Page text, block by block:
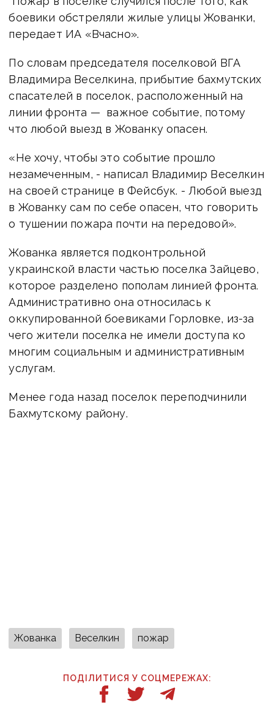
боевики обстреляли жилые улицы Жованки,
передает ИА «Вчасно».
По словам председателя поселковой ВГА
Владимира Веселкина, прибытие бахмутских
спасателей в поселок, расположенный на
линии фронта — важное событие, потому
что любой выезд в Жованку опасен.
«Не хочу, чтобы это событие прошло
незамеченным, - написал Владимир Веселкин
на своей странице в Фейсбук. - Любой выезд
в Жованку сам по себе опасен, что говорить
о тушении пожара почти на передовой».
Жованка является подконтрольной
украинской власти частью поселка Зайцево,
которое разделено пополам линией фронта.
Административно она относилась к
оккупированной боевиками Горловке, из-за
чего жители поселка не имели доступа ко
многим социальным и административным
услугам.
Менее года назад поселок переподчинили
Бахмутскому району.
Жованка Веселкин пожар
ПОДІЛИТИСЯ У СОЦМЕРЕЖАХ: